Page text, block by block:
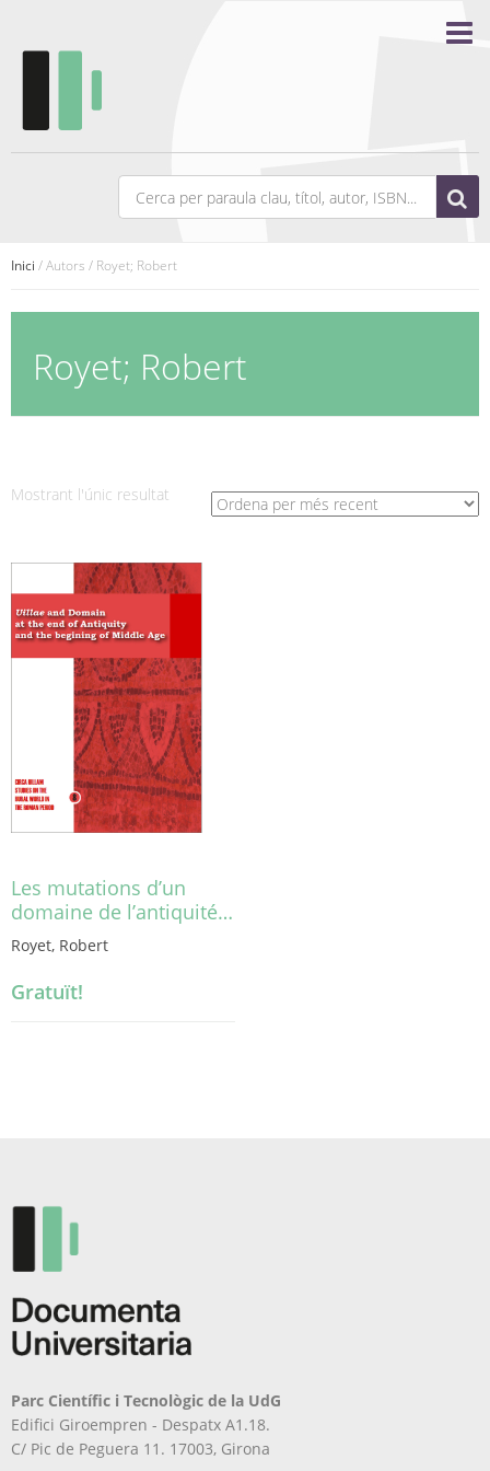
Inici / Autors / Royet; Robert
Royet; Robert
Mostrant l'únic resultat
Les mutations d’un
domaine de l’antiquité…
Royet, Robert
Gratuït!
Parc Científic i Tecnològic de la UdG
Edifici Giroempren - Despatx A1.18.
C/ Pic de Peguera 11. 17003, Girona